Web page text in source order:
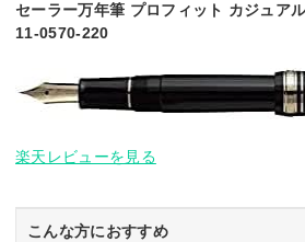
セーラー万年筆 プロフィット カジュア
11-0570-220
楽天レビューを見る
こんな方におすすめ